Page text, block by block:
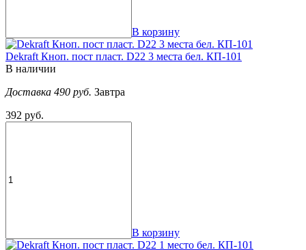
В корзину
Dekraft Кноп. пост пласт. D22 3 места бел. КП-101
В наличии
Доставка 490 руб. Завтра
392 руб.
В корзину